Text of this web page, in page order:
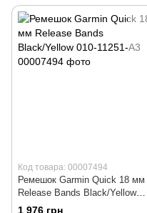
Код товара: 00007494
Ремешок Garmin Quick 18 мм
Release Bands Black/Yellow
010-11251-A3
1 976 грн